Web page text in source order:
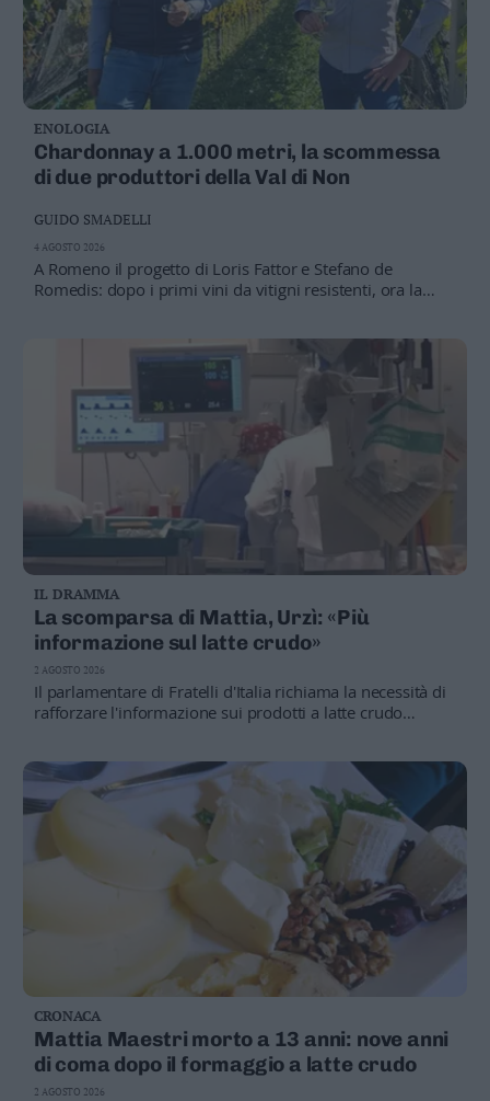
ENOLOGIA
Chardonnay a 1.000 metri, la scommessa
di due produttori della Val di Non
A Romeno il progetto di Loris Fattor e Stefano de
Romedis: dopo i primi vini da vitigni resistenti, ora la
GUIDO SMADELLI
4 AGOSTO 2026
IL DRAMMA
La scomparsa di Mattia, Urzì: «Più
informazione sul latte crudo»
Il parlamentare di Fratelli d'Italia richiama la necessità di
rafforzare l'informazione sui prodotti a latte crudo
efficace»
2 AGOSTO 2026
CRONACA
Mattia Maestri morto a 13 anni: nove anni
di coma dopo il formaggio a latte crudo
2 AGOSTO 2026